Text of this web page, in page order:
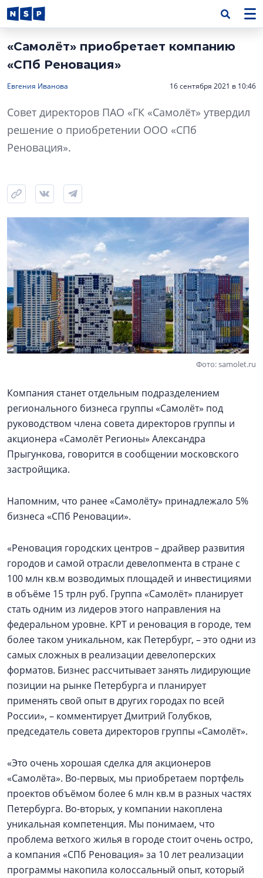
«Самолёт» приобретает компанию
«СПб Реновация»
Евгения Иванова 16 сентября 2021 в 10:46
Совет директоров ПАО «ГК «Самолёт» утвердил
решение о приобретении ООО «СПб
Реновация».
Фото: samolet.ru
Компания станет отдельным подразделением
регионального бизнеса группы «Самолёт» под
руководством члена совета директоров группы и
акционера «Самолёт Регионы» Александра
Прыгункова, говорится в сообщении московского
застройщика.
Напомним, что ранее «Самолёту» принадлежало 5%
бизнеса «СПб Реновации».
«Реновация городских центров – драйвер развития
городов и самой отрасли девелопмента в стране с
100 млн кв.м возводимых площадей и инвестициями
в объёме 15 трлн руб. Группа «Самолёт» планирует
стать одним из лидеров этого направления на
федеральном уровне. КРТ и реновация в городе, тем
более таком уникальном, как Петербург, – это одни из
самых сложных в реализации девелоперских
форматов. Бизнес рассчитывает занять лидирующие
позиции на рынке Петербурга и планирует
применять свой опыт в других городах по всей
России», – комментирует Дмитрий Голубков,
председатель совета директоров группы «Самолёт».
«Это очень хорошая сделка для акционеров
«Самолёта». Во-первых, мы приобретаем портфель
проектов объёмом более 6 млн кв.м в разных частях
Петербурга. Во-вторых, у компании накоплена
уникальная компетенция. Мы понимаем, что
проблема ветхого жилья в городе стоит очень остро,
а компания «СПб Реновация» за 10 лет реализации
программы накопила колоссальный опыт, который